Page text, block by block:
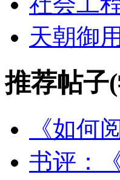
天朝御
推荐帖子
《如
书评：